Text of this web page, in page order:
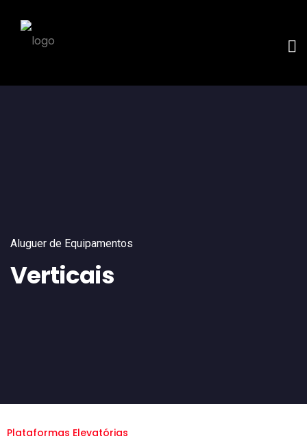
Aluguer de Equipamentos
Verticais
Plataformas Elevatórias